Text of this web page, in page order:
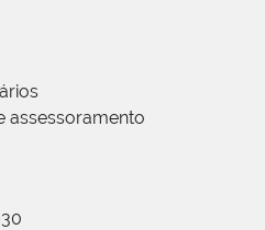
assessoramento